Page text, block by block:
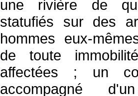
une rivière de
statufiés sur des
hommes eux-
de toute
affectées ; un
accompagné